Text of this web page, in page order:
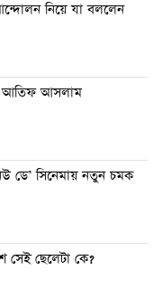
আন্দোলন নিয়ে যা বললেন
আতিফ আসলাম
ডে’ সিনেমায় নতুন চমক
সেই ছেলেটা কে?